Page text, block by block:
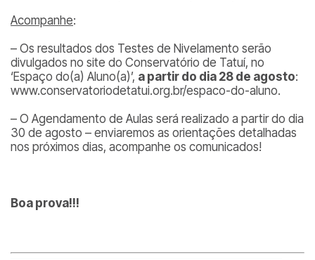
Acompanhe:
– Os resultados dos Testes de Nivelamento serão
divulgados no site do Conservatório de Tatuí, no
‘Espaço do(a) Aluno(a)’, a partir do dia 28 de agosto:
www.conservatoriodetatui.org.br/espaco-do-aluno.
– O Agendamento de Aulas será realizado a partir do dia
30 de agosto – enviaremos as orientações detalhadas
nos próximos dias, acompanhe os comunicados!
Boa prova!!!